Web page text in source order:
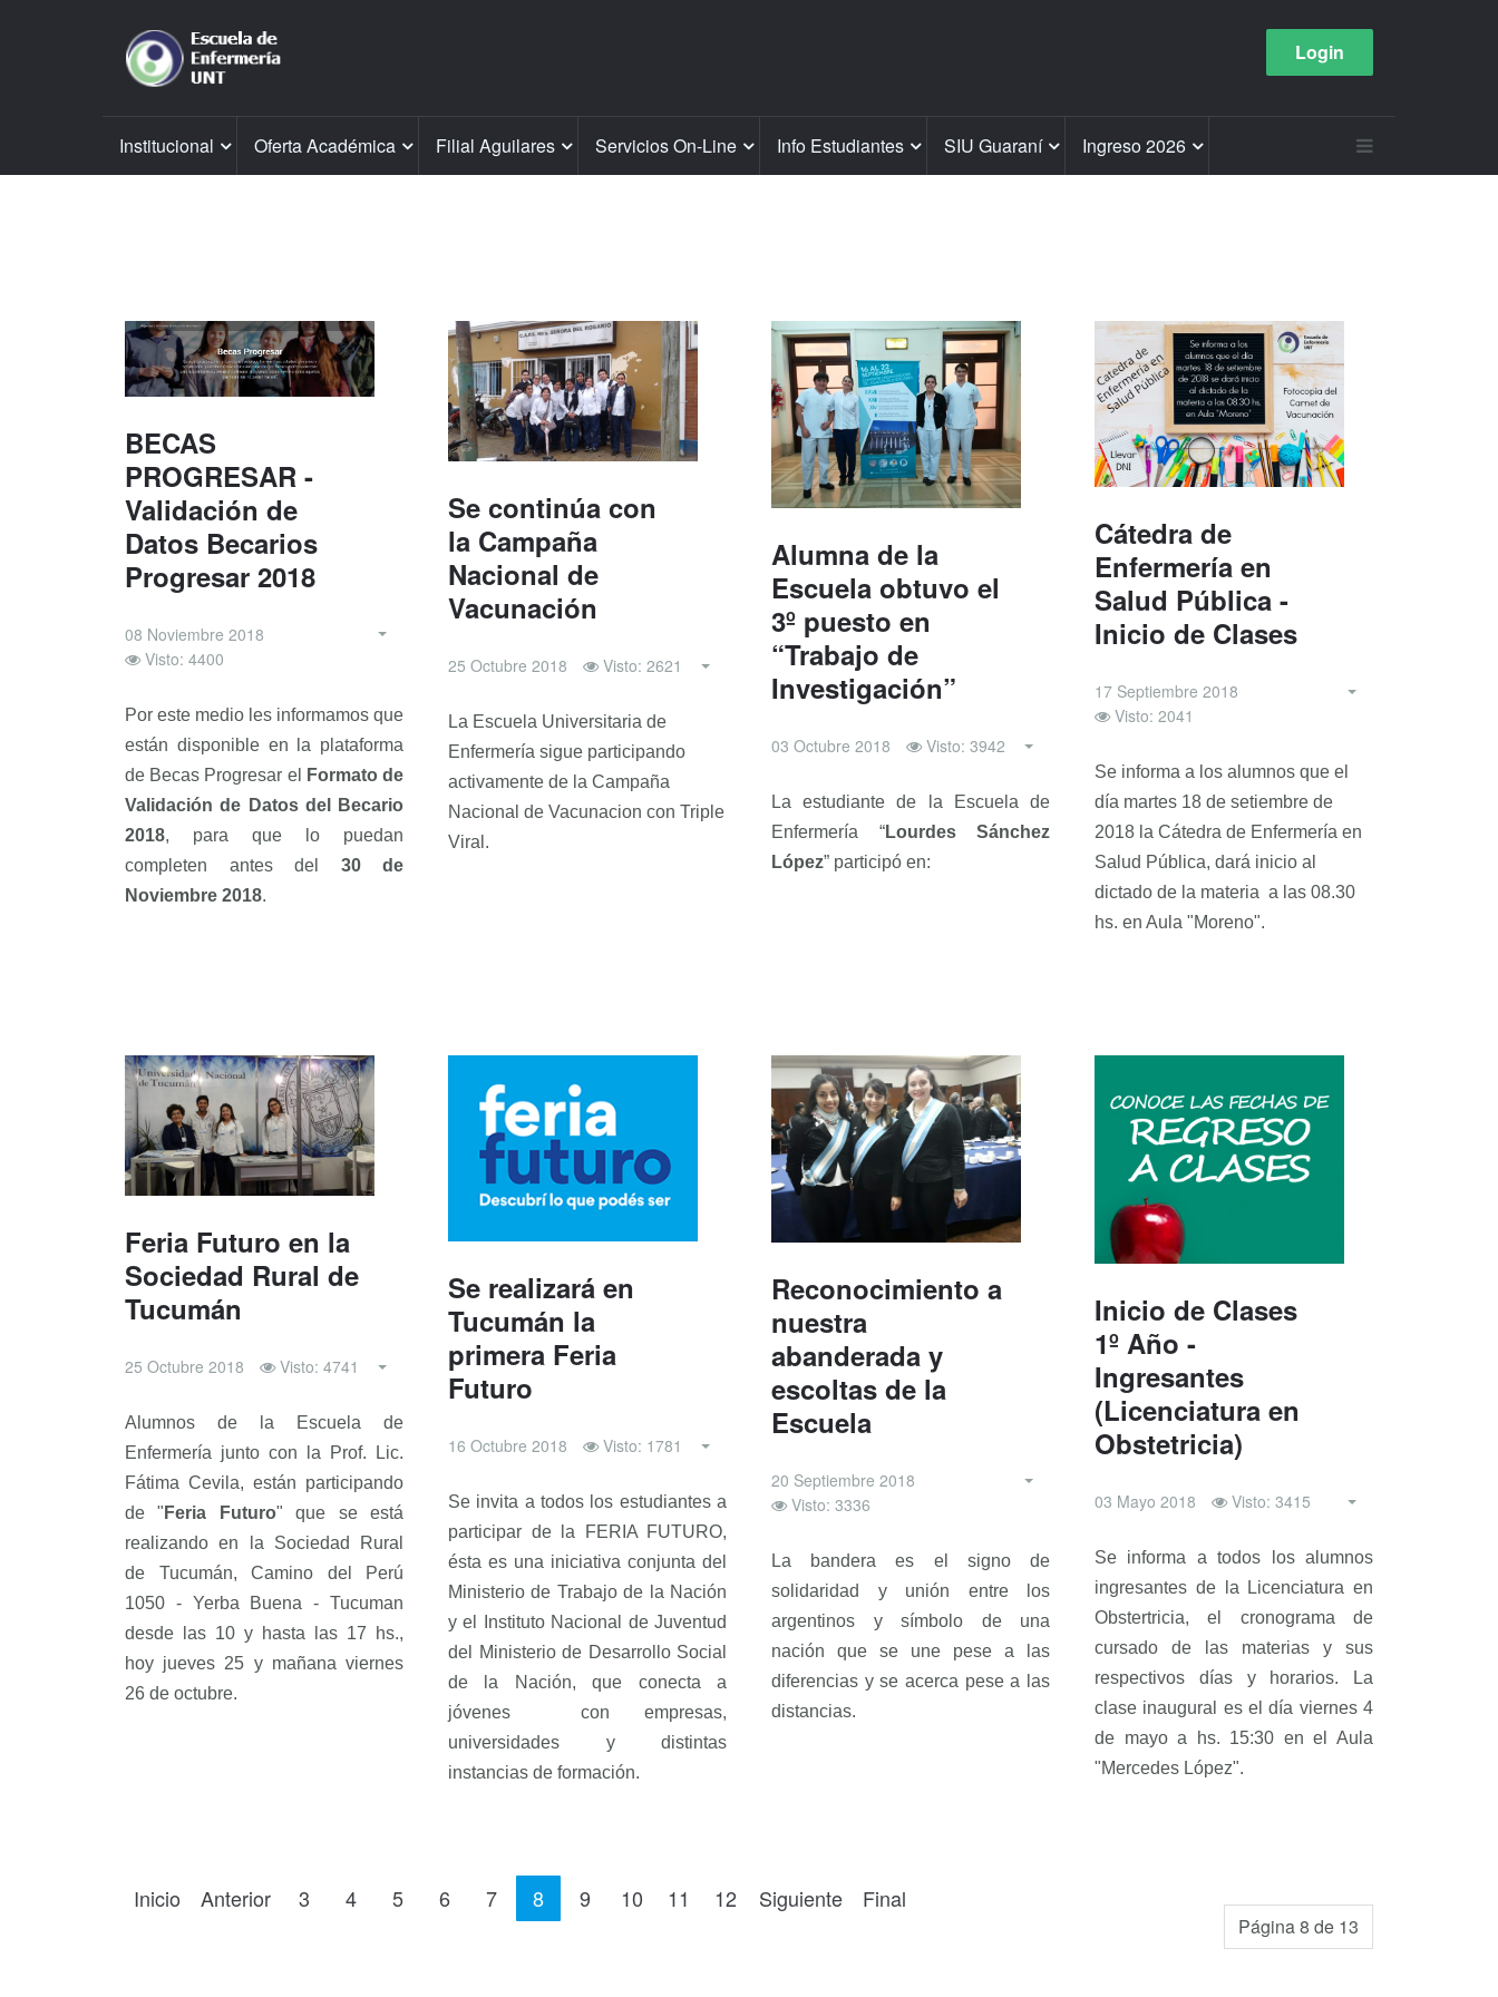
Login
Institucional Oferta Académica Filial Aguilares Servicios On-Line Info Estudiantes SIU Guaraní Ingreso 2026
BECAS
PROGRESAR -
Validación de
Datos Becarios
Progresar 2018
08 Noviembre 2018
Visto: 4400
Por este medio les informamos que
están disponible en la plataforma
de Becas Progresar el
Formato de
Validación de Datos del Becario
2018, para que lo puedan
completen antes del 30 de
Noviembre 2018.
Se continúa con
la Campaña
Nacional de
Vacunación
25 Octubre 2018 Visto: 2621
La Escuela Universitaria de
Enfermería sigue participando
activamente de la Campaña
Nacional de Vacunacion con Triple
Viral.
Alumna de la
Escuela obtuvo el
3º puesto en
“Trabajo de
Investigación”
03 Octubre 2018 Visto: 3942
La estudiante de la Escuela de
Enfermería “Lourdes Sánchez
López” participó en:
Cátedra de
Enfermería en
Salud Pública -
Inicio de Clases
17 Septiembre 2018
Visto: 2041
Se informa a los alumnos que el
día martes 18 de setiembre de
2018 la Cátedra de Enfermería en
Salud Pública, dará inicio al
dictado de la materia a las 08.30
hs. en Aula "Moreno".
Feria Futuro en la
Sociedad Rural de
Tucumán
25 Octubre 2018 Visto: 4741
Alumnos de la Escuela de
Enfermería junto con la Prof. Lic.
Fátima Cevila, están participando
de " Feria Futuro" que se está
realizando en la Sociedad Rural
de Tucumán, Camino del Perú
1050 - Yerba Buena - Tucuman
desde las 10 y hasta las 17 hs.,
hoy jueves 25 y mañana viernes
26 de octubre.
Se realizará en
Tucumán la
primera Feria
Futuro
16 Octubre 2018 Visto: 1781
Se invita a todos los estudiantes a
participar de la FERIA FUTURO,
ésta es una iniciativa conjunta del
Ministerio de Trabajo de la Nación
y el Instituto Nacional de Juventud
del Ministerio de Desarrollo Social
de la Nación, que conecta a
jóvenes con empresas,
universidades y distintas
instancias de formación.
Reconocimiento a
nuestra
abanderada y
escoltas de la
Escuela
20 Septiembre 2018
Visto: 3336
La bandera es el signo de
solidaridad y unión entre los
argentinos y símbolo de una
nación que se une pese a las
diferencias y se acerca pese a las
distancias.
Inicio de Clases
1º Año -
Ingresantes
(Licenciatura en
Obstetricia)
03 Mayo 2018 Visto: 3415
Se informa a todos los alumnos
ingresantes de la Licenciatura en
Obstertricia, el cronograma de
cursado de las materias y sus
respectivos días y horarios. La
clase inaugural es el día viernes 4
de mayo a hs. 15:30 en el Aula
"Mercedes López".
Página 8 de 13
Inicio Anterior 3 4 5 6 7 8 9 10 11 12 Siguiente Final